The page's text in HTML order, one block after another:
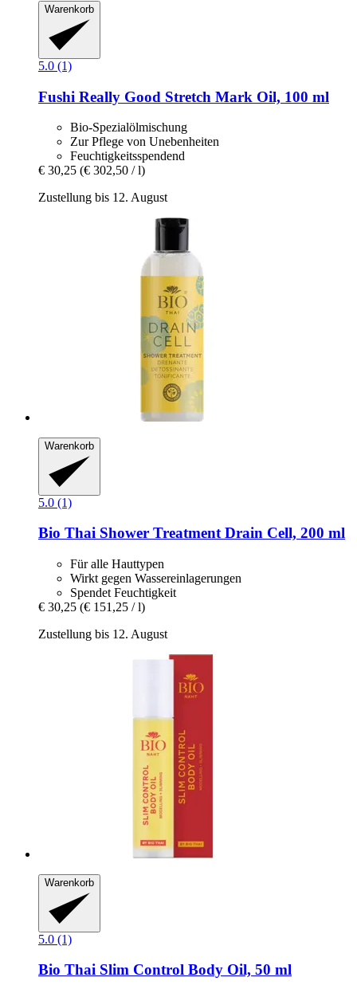
Warenkorb
5.0 (1)
Fushi Really Good Stretch Mark Oil, 100 ml
Bio-Spezialölmischung
Zur Pflege von Unebenheiten
Feuchtigkeitsspendend
€ 30,25 (€ 302,50 / l)
Zustellung bis 12. August
Warenkorb
5.0 (1)
Bio Thai Shower Treatment Drain Cell, 200 ml
Für alle Hauttypen
Wirkt gegen Wassereinlagerungen
Spendet Feuchtigkeit
€ 30,25 (€ 151,25 / l)
Zustellung bis 12. August
Warenkorb
5.0 (1)
Bio Thai Slim Control Body Oil, 50 ml